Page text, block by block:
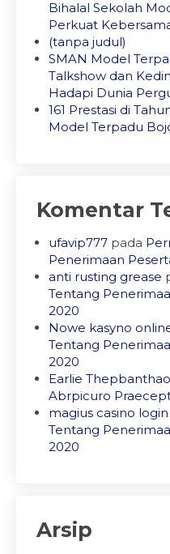
Bihalal Sekolah
Perkuat
(tanpa judul)
SMAN Model
Talkshow dan
Hadapi Dunia
161 Prestasi di
Model Terpadu
Komentar
ufavip777 pada
Penerimaan
anti rusting grease
Tentang
2020
Nowe kasyno
Tentang
2020
Earlie Thepbanthao
Abrpicuro
magius casino login
Tentang
2020
Arsip